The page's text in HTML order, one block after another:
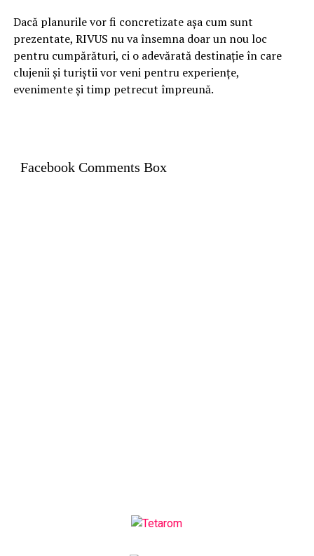
Dacă planurile vor fi concretizate așa cum sunt
prezentate, RIVUS nu va însemna doar un nou loc
pentru cumpărături, ci o adevărată destinație în care
clujenii și turiștii vor veni pentru experiențe,
evenimente și timp petrecut împreună.
Facebook Comments Box